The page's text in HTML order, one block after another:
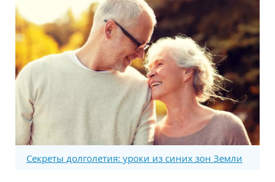
Секреты долголетия: уроки из синих зон Земли